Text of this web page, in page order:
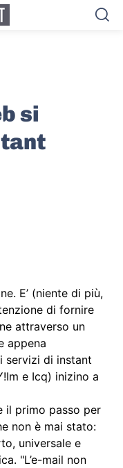
si
E’ (niente di più,
di fornire
attraverso un
appena
servizi di instant
e Icq) inizino a
il primo passo per
non è mai stato:
universale e
"L’e-mail non